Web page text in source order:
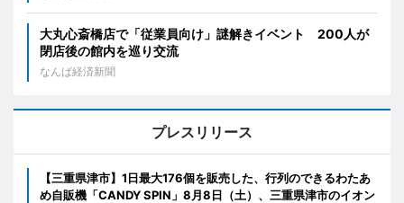
大丸心斎橋店で「従業員向け」謎解きイベント 200人が
閉店後の館内を巡り交流
なんば経済新聞
プレスリリース
【三重県津市】1日最大176個を販売した、行列のできるわたあ
め自販機「CANDY SPIN」8月8日（土）、三重県津市のイオン